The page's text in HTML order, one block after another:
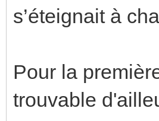
s’éteignait à
Pour la
trouvable